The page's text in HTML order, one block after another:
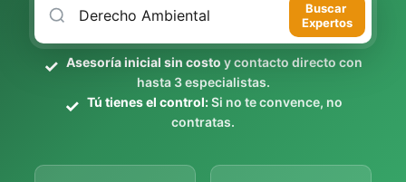
Buscar
Expertos
Asesoría inicial sin costo y contacto directo con
hasta 3 especialistas.
Tú tienes el control:Si no te convence, no
contratas.